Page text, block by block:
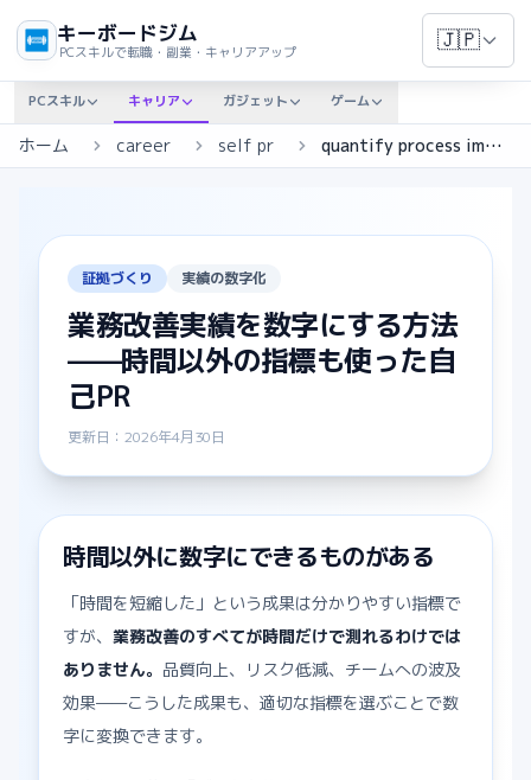
キーボードジム
PCスキルで転職・副業・キャリアアップ 🇯🇵
PCスキル キャリア ガジェット ゲーム
ホーム career self pr quantify process improvement
証拠づくり 実績の数字化
業務改善実績を数字にする方法
——時間以外の指標も使った自
己PR
更新日：2026年4月30日
時間以外に数字にできるものがある
「時間を短縮した」という成果は分かりやすい指標で
すが、 業務改善のすべてが時間だけで測れるわけでは
ありません。 品質向上、リスク低減、チームへの波及
効果——こうした成果も、適切な指標を選ぶことで数
字に変換できます。